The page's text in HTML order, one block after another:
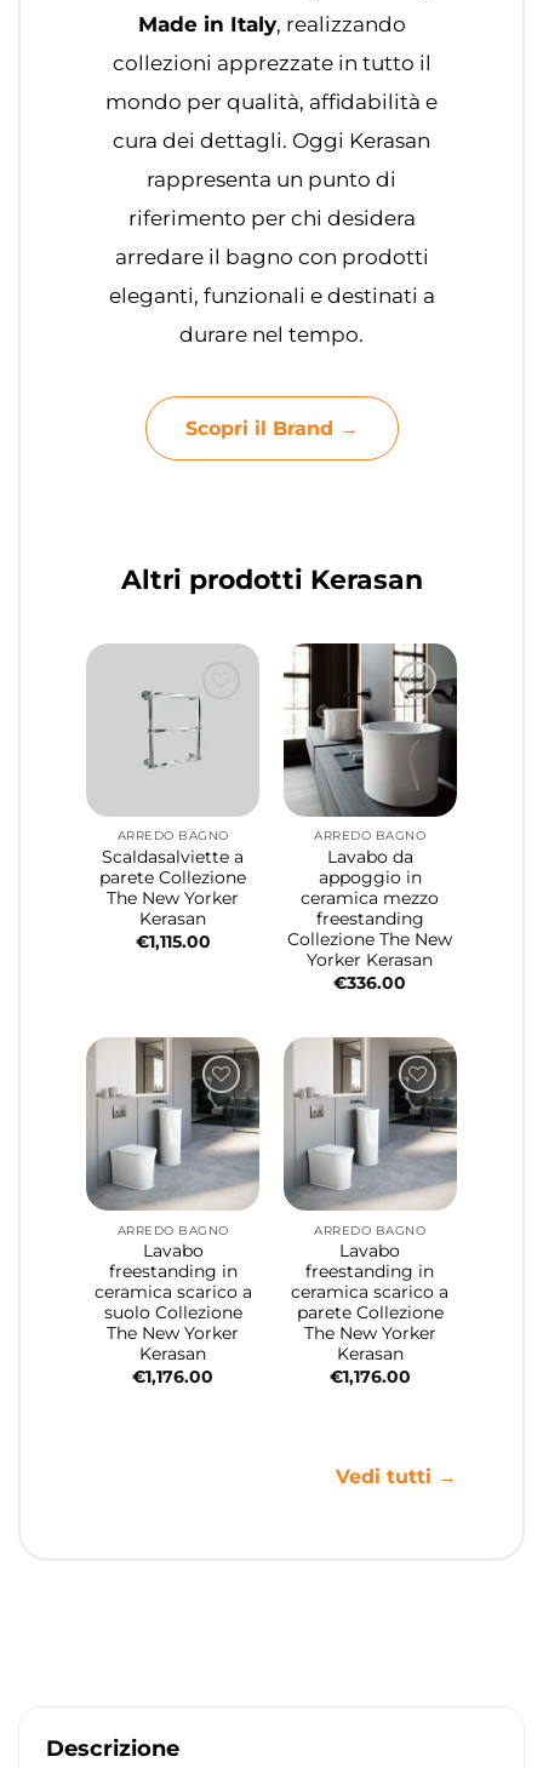
Made in Italy, realizzando
collezioni apprezzate in tutto il
mondo per qualità, affidabilità e
cura dei dettagli. Oggi Kerasan
rappresenta un punto di
riferimento per chi desidera
arredare il bagno con prodotti
eleganti, funzionali e destinati a
durare nel tempo.
Scopri il Brand →
Altri prodotti Kerasan
ARREDO BAGNO
Scaldasalviette a
parete Collezione
The New Yorker
Kerasan
€1,115.00
ARREDO BAGNO
Lavabo da
appoggio in
ceramica mezzo
freestanding
Collezione The New
Yorker Kerasan
€336.00
ARREDO BAGNO
Lavabo
freestanding in
ceramica scarico a
suolo Collezione
The New Yorker
Kerasan
€1,176.00
ARREDO BAGNO
Lavabo
freestanding in
ceramica scarico a
parete Collezione
The New Yorker
Kerasan
€1,176.00
Vedi tutti →
Descrizione